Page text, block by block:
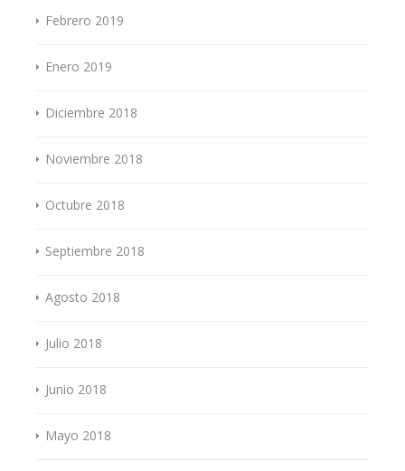
Febrero 2019
Enero 2019
Diciembre 2018
Noviembre 2018
Octubre 2018
Septiembre 2018
Agosto 2018
Julio 2018
Junio 2018
Mayo 2018